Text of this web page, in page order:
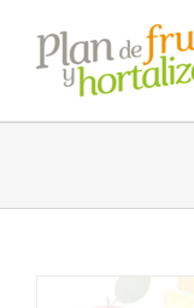
contenido